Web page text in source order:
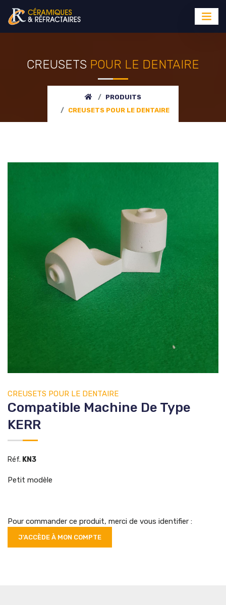
CREUSETS POUR LE DENTAIRE
PRODUITS
CREUSETS POUR LE DENTAIRE
CREUSETS POUR LE DENTAIRE
Compatible Machine De Type
KERR
Réf. KN3
Petit modèle
Pour commander ce produit, merci de vous identifier :
J'ACCÈDE À MON COMPTE